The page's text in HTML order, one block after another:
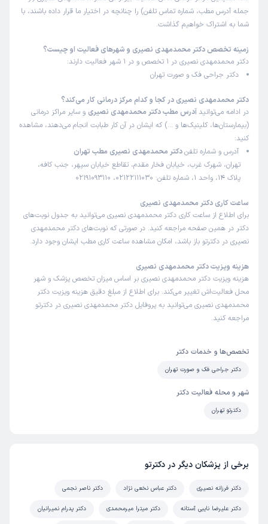
جمله آدرس مطب، شماره تماس تلفن) را چنانچه در اختیار ما قرار داده باشند، با
شما به اشتراک خواهیم گذاشت.
زمینه تخصص دکتر محمدمهدی نصیری و شهرهای فعالیت او چیست؟
دکتر محمدمهدی نصیری در 1 تخصص و در 1 شهر فعالیت دارند:
دکتر جراحی فک و صورت تهران
دکتر محمدمهدی نصیری در کجا و کدام مرکز درمانی کار می‌کند؟
در ادامه می‌توانید آدرس مطب دکتر محمدمهدی نصیری و سایر مراکز درمانی
(بیمارستان‌ها، کلینیک‌ها و …) که ایشان در آن کار طبابت انجام می‌دهند، مشاهده
کنید:
آدرس و شماره تلفندکتر محمدمهدی نصیری مطب تهران
تهران، شهرک غرب، خیابان فخار مقدم، تقاطع خیابان سپهر، جنب کافه،
پلاک 14، واحد 1، شماره تلفن: 02122111030، 02191093110
ساعت کاری دکتر محمدمهدی نصیری
برای اطلاع از ساعت کاری دکتر محمدمهدی نصیری می‌توانید به جدول نوبت‌های
دکتر در همین صفحه مراجعه کنید. در صورتی که نوبت‌های دکتر محمدمهدی
نصیری در دکترتو باز باشد، امکان مشاهده ساعت کاری مطب ایشان وجود دارد.
هزینه ویزیت دکتر محمدمهدی نصیری
هزینه ویزیت دکتر محمدمهدی نصیری بر اساس میزان تخصص پزشک و شهر
محل فعالیت‌اش تغییر می‌کند. برای اطلاع از مبلغ دقیق هزینه ویزیت دکتر
محمدمهدی نصیری می‌توانید به پروفایل دکتر محمدمهدی نصیری در دکترتو
مراجعه کنید.
تخصص‌ها و خدمات دکتر
دکتر جراحی فک و صورت تهران
شهر و محله فعالیت دکتر
دکترتو تهران
برخی از پزشکان دیگر در دکترتو
دکتر فرزانه نصیری دکتر عباس نخعی نژاد دکتر ناصر نجمی
دکتر علیرضا نایبی آستانه دکتر میترا میرمحمدی دکتر پدرام نمیرانیان